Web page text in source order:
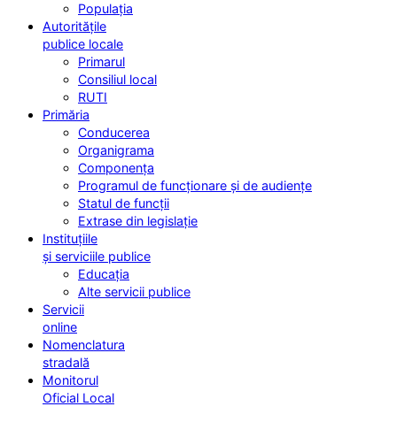
Populația
Autoritățile
publice locale
Primarul
Consiliul local
RUTI
Primăria
Conducerea
Organigrama
Componența
Programul de funcționare și de audiențe
Statul de funcții
Extrase din legislație
Instituțiile
și serviciile publice
Educația
Alte servicii publice
Servicii
online
Nomenclatura
stradală
Monitorul
Oficial Local